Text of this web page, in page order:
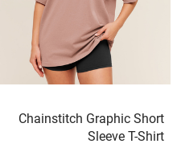
Chainstitch Graphic Short
Sleeve T-Shirt